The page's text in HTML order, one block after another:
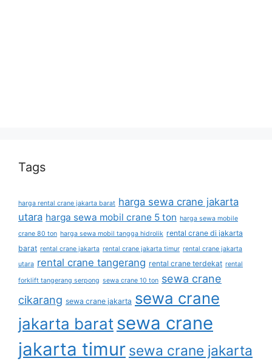
Tags
harga rental crane jakarta barat harga sewa crane jakarta
utara harga sewa mobil crane 5 ton harga sewa mobile
crane 80 ton harga sewa mobil tangga hidrolik rental crane di jakarta
barat rental crane jakarta rental crane jakarta timur rental crane jakarta
utara rental crane tangerang rental crane terdekat rental
forklift tangerang serpong sewa crane 10 ton sewa crane
cikarang sewa crane jakarta sewa crane
jakarta baratsewa crane
jakarta timur sewa crane jakarta